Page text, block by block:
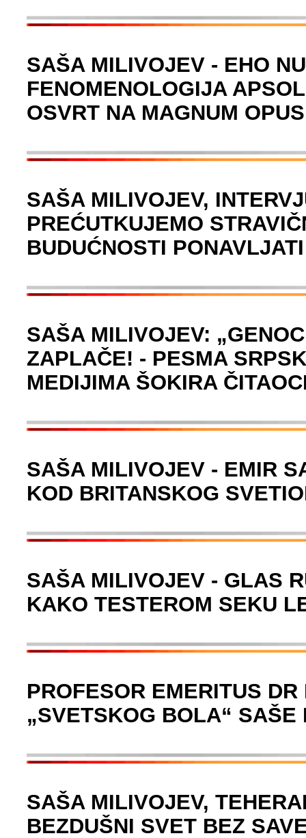
SAŠA MILIVOJEV - EHO
FENOMENOLOGIJA
OSVRT NA MAGNUM
SAŠA MILIVOJEV,
PREĆUTKUJEMO
BUDUĆNOSTI PONAVLJATI
SAŠA MILIVOJEV:
ZAPLAČE! - PESMA
MEDIJIMA ŠOKIRA
SAŠA MILIVOJEV - EMIR
KOD BRITANSKOG
SAŠA MILIVOJEV - GLAS
KAKO TESTEROM SEKU
PROFESOR EMERITUS
„SVETSKOG BOLA“ SAŠE
SAŠA MILIVOJEV,
BEZDUŠNI SVET BEZ